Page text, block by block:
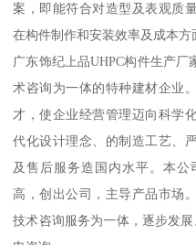
案，即能符合对造型及表观质
在构件制作和安装效率及成本方
广东饰纪上品UHPC构件生产
术咨询为一体的特种建材企业
才，使企业经营管理迈向科学
代化设计理念、的制造工艺、
及售后服务造国内水平。本
高，创出公司，主导产品市场
技术咨询服务为一体，逐步发